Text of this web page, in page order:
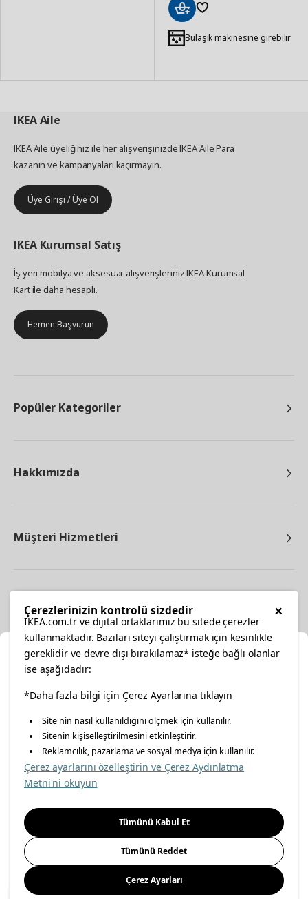
Ekle Bulaşık makinesine girebilir
IKEAAile
IKEA Aile üyeliğiniz ile her alışverişinizde IKEA Aile Para
kazanın ve kampanyaları kaçırmayın.
Üye Girişi / Üye Ol
IKEA Kurumsal Satış
İş yeri mobilya ve aksesuar alışverişleriniz IKEA Kurumsal
Kart ile daha hesaplı.
Hemen Başvurun
Popüler Kategoriler
Hakkımızda
Müşteri Hizmetleri
facebooktwitterinstagrampinterestyoutube
linkedin
Enerji Politikası Bilgi Güvenliği Politikası
Gıda Güvenliği Politikası
Önemli Bilgilendirme İnternet Sitesi Gizlilik Politikası
Kişisel Verilerin Korunması
© Inter IKEA Systems B.V 1999-
Konumunuzu Seçin
İnternetten vereceğiniz siparişlerinizde size özel hizmet ve
içerikleri görebilmek için lütfen konumuzu seçin.
İl seçiniz
Seçiniz
Kaydet
×
Çerezlerinizin kontrolü sizdedir
IKEA.com.tr ve dijital ortaklarımız bu sitede çerezler
kullanmaktadır. Bazıları siteyi çalıştırmak için kesinlikle
gereklidir ve devre dışı bırakılamaz* isteğe bağlı olanlar
ise aşağıdadır:
*Daha fazla bilgi için Çerez Ayarlarına tıklayın
Site'nin nasıl kullanıldığını ölçmek için kullanılır.
Sitenin kişiselleştirilmesini etkinleştirir.
Reklamcılık, pazarlama ve sosyal medya için kullanılır.
Çerez ayarlarını özelleştirin ve Çerez Aydınlatma
Metni'ni okuyun
Tümünü Kabul Et
Tümünü Reddet
Çerez Ayarları